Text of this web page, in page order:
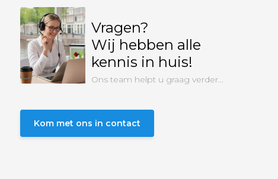
Vragen?
Wij hebben alle
kennis in huis!
Ons team helpt u graag verder...
Kom met ons in contact